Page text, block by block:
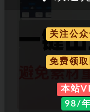
关注公
免费领
本站
98/